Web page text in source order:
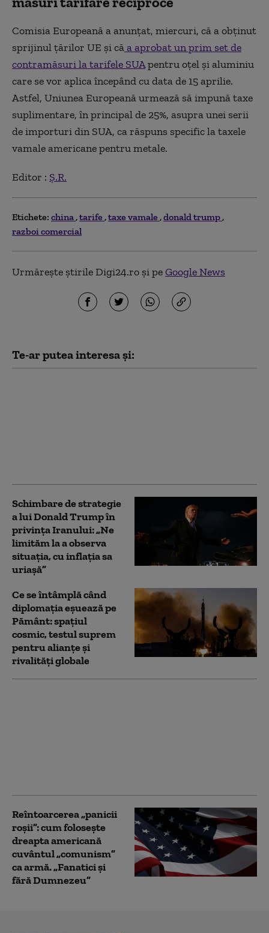
Comisia Europeană a anunţat, miercuri, că a obţinut
sprijinul ţărilor UE şi căa aprobat un prim set de
contramăsuri la tarifele SUApentru oţel şi aluminiu
care se vor aplica începând cu data de 15 aprilie.
Astfel, Uniunea Europeană urmează să impună taxe
suplimentare, în principal de 25%, asupra unei serii
de importuri din SUA, ca răspuns specific la taxele
vamale americane pentru metale.
Editor : Ș.R.
Etichete: china tarife taxe vamale donald trump
razboi comercial
Urmărește știrile Digi24.ro și peGoogle News
Te-ar putea interesa și:
Schimbare de strategie
a lui Donald Trump în
privința Iranului: „Ne
limităm la a observa
situația, cu inflația sa
uriașă”
Ce se întâmplă când
diplomația eșuează pe
Pământ: spațiul
cosmic, testul suprem
pentru alianțe și
rivalități globale
Reîntoarcerea „panicii
roșii”: cum folosește
dreapta americană
cuvântul „comunism”
ca armă. „Fanatici și
fără Dumnezeu”